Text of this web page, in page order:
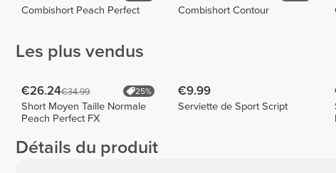
Combishort Peach Perfect Combishort Contour
Les plus vendus
€26.24€34.99 25%
Short Moyen Taille Normale
Peach Perfect FX
€9.99
Serviette de Sport Script
Détails du produit